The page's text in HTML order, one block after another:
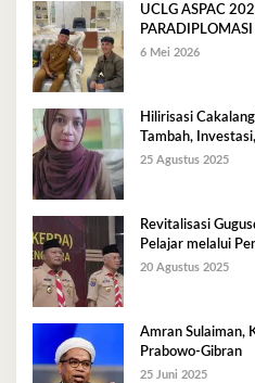
UCLG ASPAC
6 Mei 2026
Hilirisasi
Tambah,
Berkelanjutan
25 Agustus 2025
Revitalisasi
Pelajar melalui
20 Agustus 2025
Amran Sulaiman,
Prabowo-Gibran
25 Juni 2025